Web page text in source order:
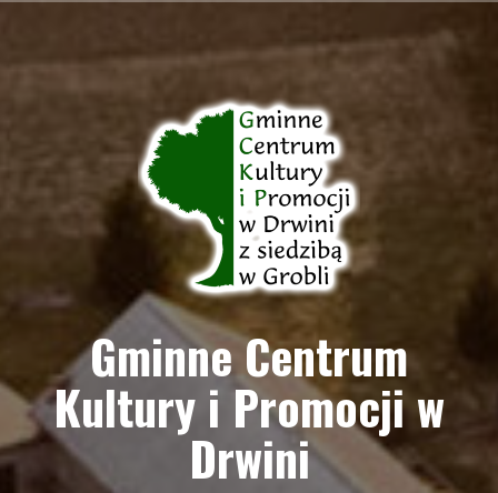
Gminne Centrum
Kultury i Promocji w
Drwini